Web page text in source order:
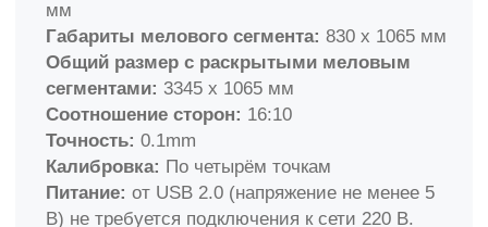
Раскрывающиеся меловые панели закрывают
интерактивную сенсорную поверхность, когда
она не используется, что позволяет работать
мелом, как на обычной доске.
школьные доски, обладают магнитными
свойствами, что делает их универсальными в
использовании. Комплектация включает
короткофокусный проектор на телескопическом
креплении, который при необходимости можно
заменить на ультракороткофокусный.